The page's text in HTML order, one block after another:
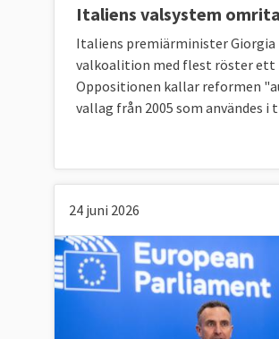
Italiens valsystem
Italiens premiärminister
valkoalition med flest röster
Oppositionen kallar reformen
vallag från 2005 som användes
24 juni 2026